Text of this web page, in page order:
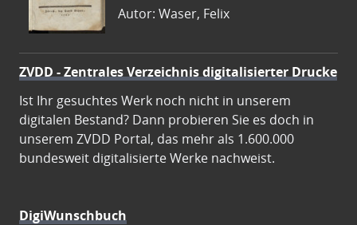
Autor: Waser, Felix
ZVDD - Zentrales Verzeichnis digitalisierter Drucke
Ist Ihr gesuchtes Werk noch nicht in unserem
digitalen Bestand? Dann probieren Sie es doch in
unserem ZVDD Portal, das mehr als 1.600.000
bundesweit digitalisierte Werke nachweist.
DigiWunschbuch